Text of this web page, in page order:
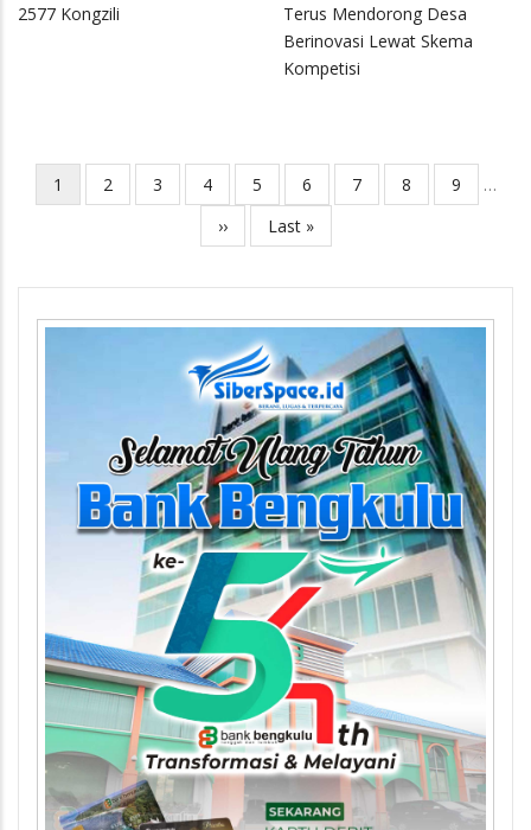
2577 Kongzili
Terus Mendorong Desa
Berinovasi Lewat Skema
Kompetisi
Pagination
Current
page
1 Page
2 Page
3 Page
4 Page
5 Page
6 Page
7 Page
8 Page
9
…
Next
page
››
Last
page
Last »